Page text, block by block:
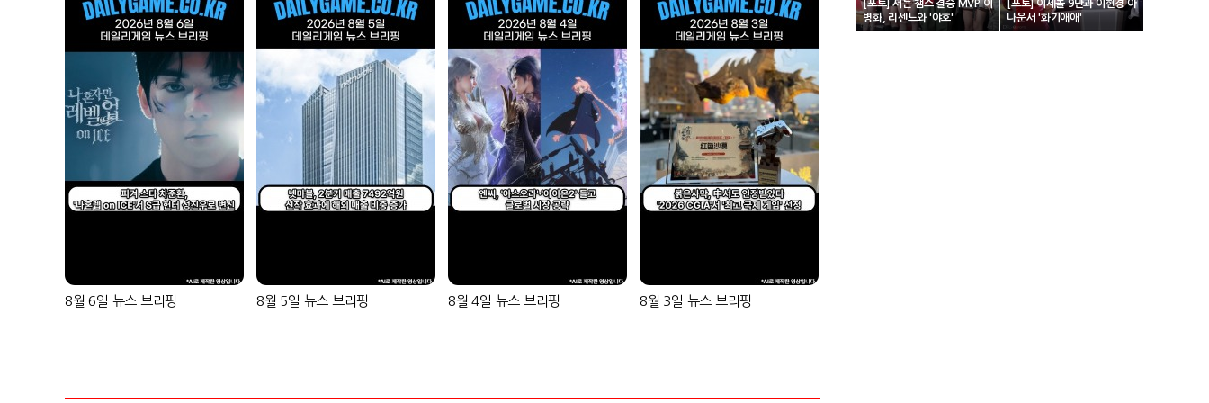
8월 6일 뉴스 브리핑 8월 5일 뉴스 브리핑 8월 4일 뉴스 브리핑 8월 3일 뉴스 브리핑
[포토] 서든 챔스 결승 MVP 이
병화, 리센느와 '야호'
[포토] 이세돌 9단과 이현경 아
나운서 '화기애애'